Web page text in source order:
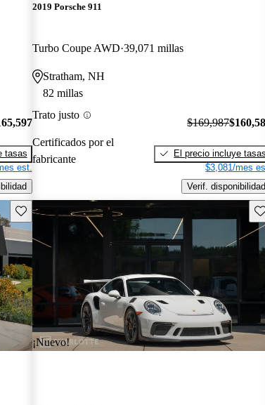
tasas
est.
2019 Porsche 911
Turbo Coupe AWD 39,071 millas
Stratham, NH
82 millas
Trato justo
Certificados por el
fabricante
$169,987
El precio incluye tasas
$3,081/mes
Verif. disponibilidad
Guarda este Aviso
¡Nuevo!